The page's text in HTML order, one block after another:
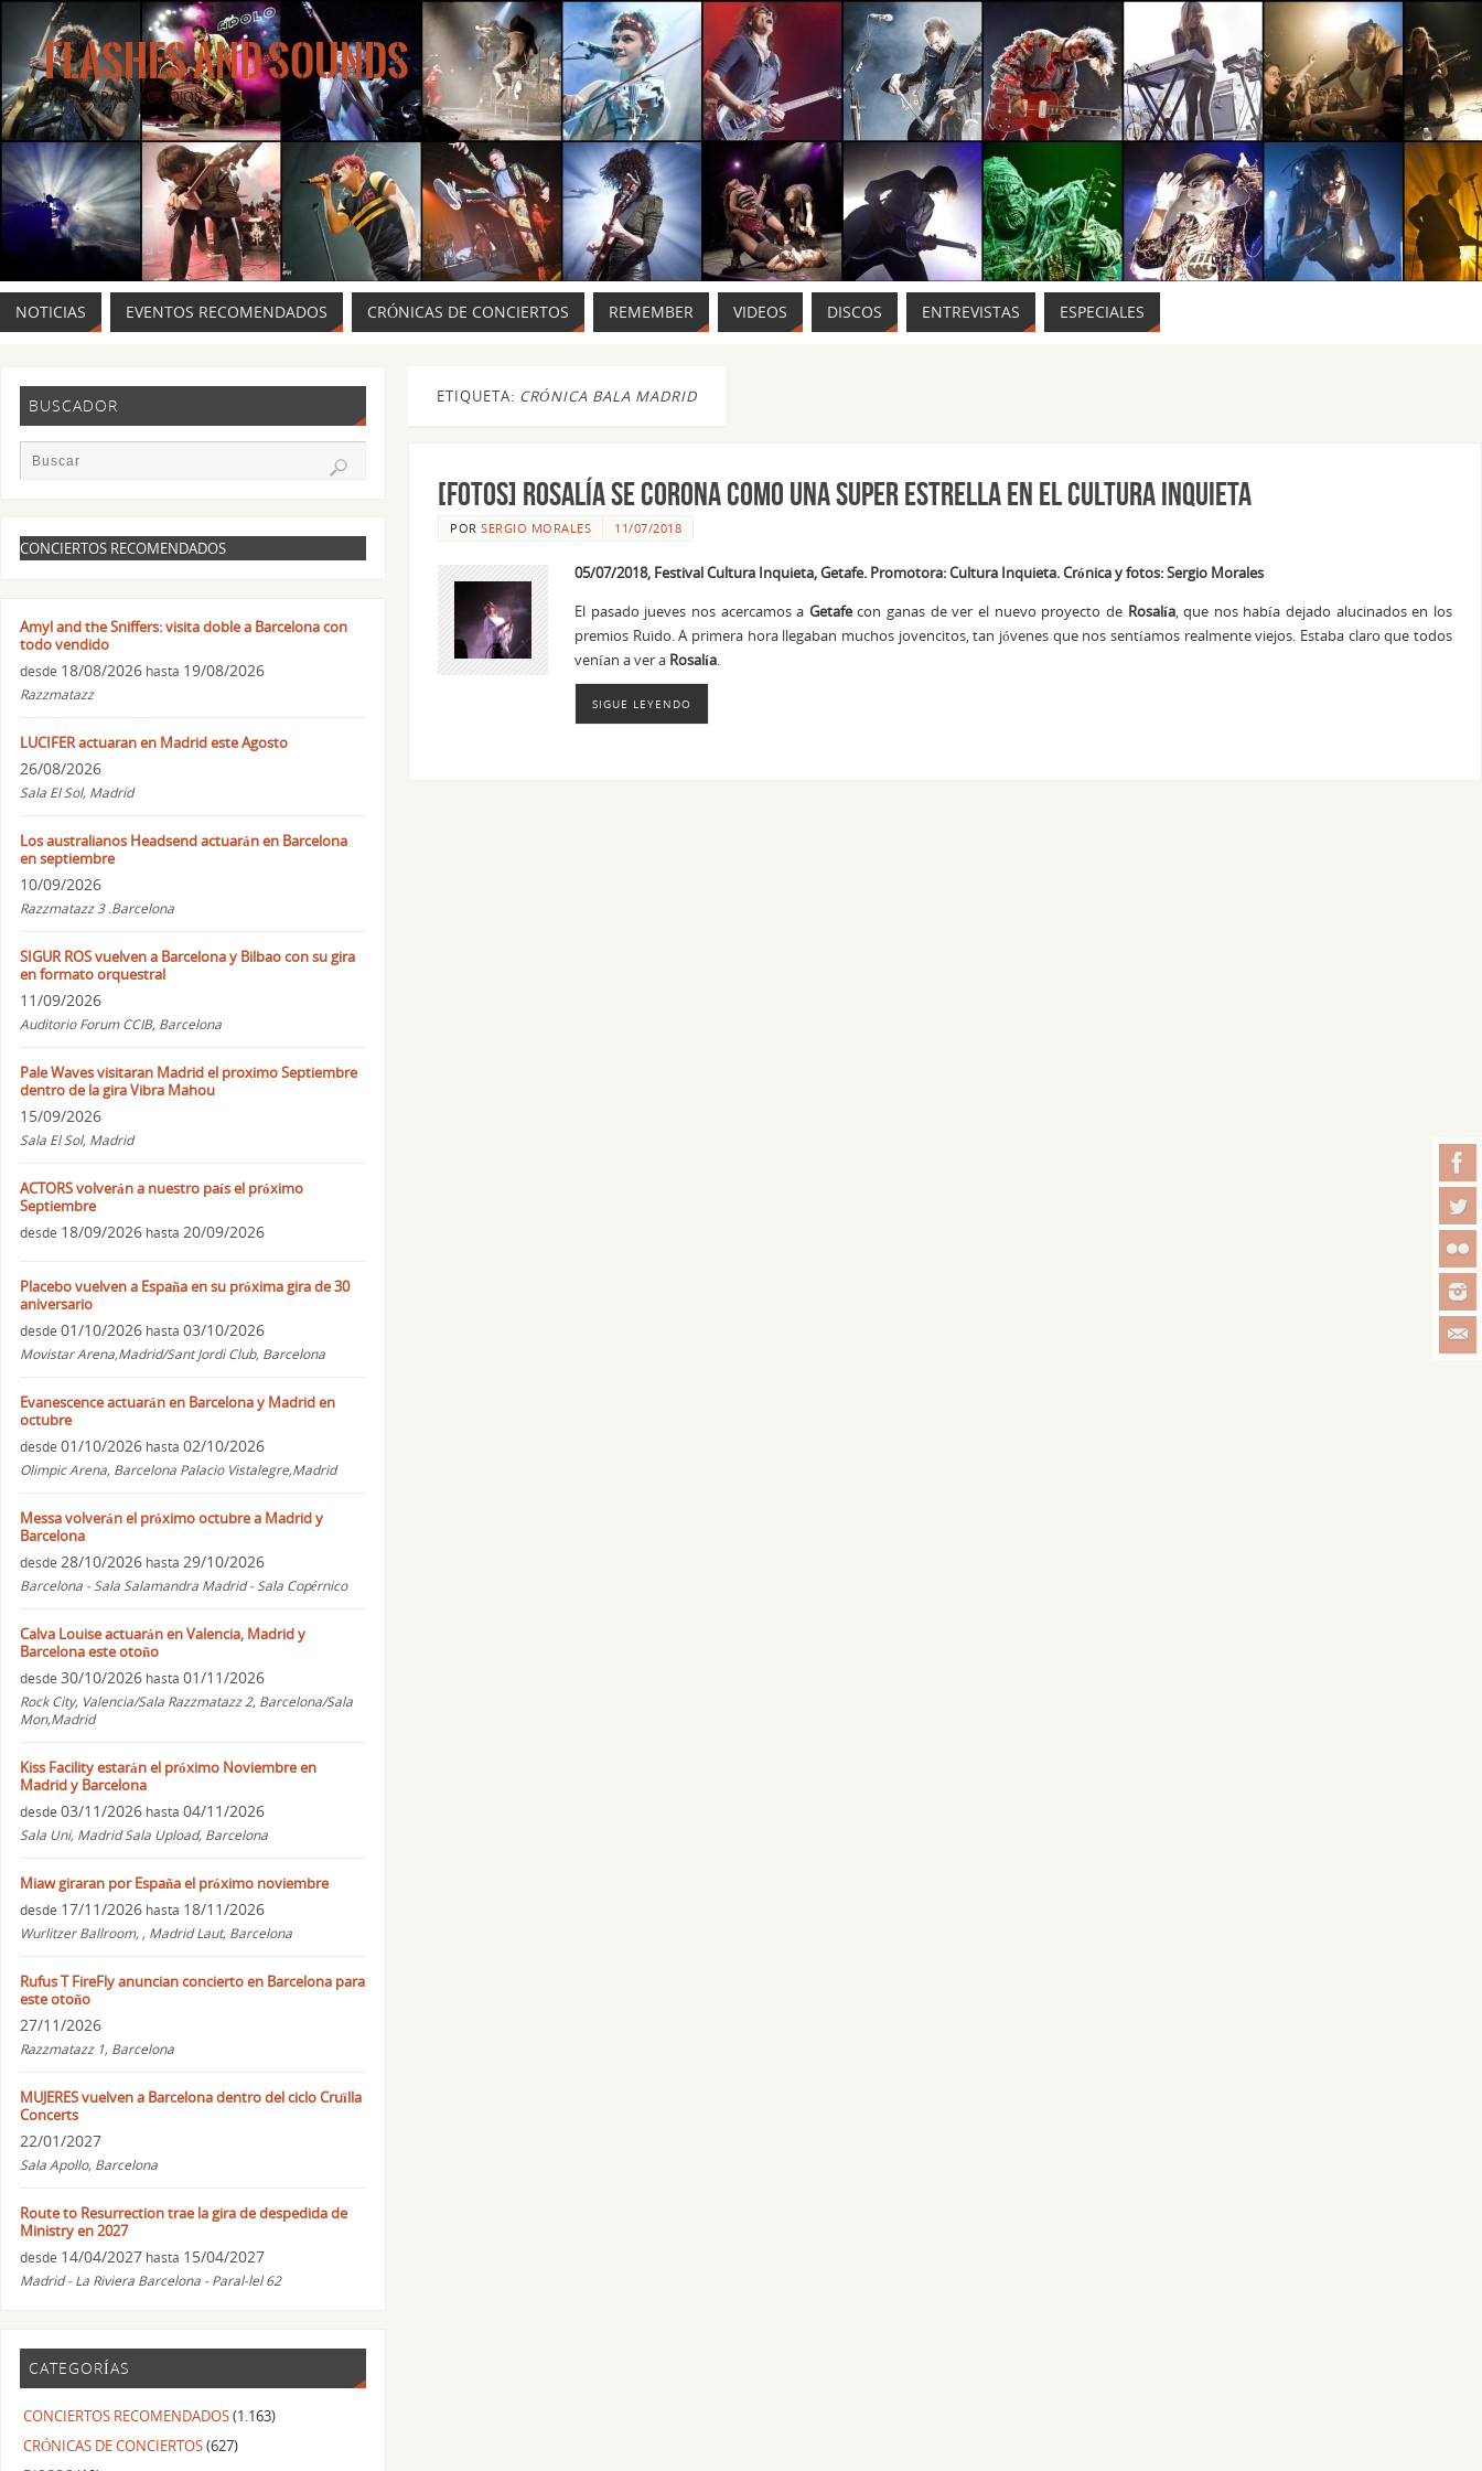
FLASHES AND SOUNDS
MÚSICA PARA LOS OJOS.
NOTICIAS EVENTOS RECOMENDADOS CRÓNICAS DE CONCIERTOS REMEMBER VIDEOS DISCOS ENTREVISTAS ESPECIALES
ETIQUETA: CRÓNICA BALA MADRID
[FOTOS] Rosalía se corona como una super estrella en el Cultura Inquieta
POR SERGIO MORALES 11/07/2018
05/07/2018, Festival Cultura Inquieta, Getafe. Promotora: Cultura Inquieta. Crónica y fotos: Sergio Morales
El pasado jueves nos acercamos a Getafecon ganas de ver el nuevo proyecto de Rosalía, que nos había dejado alucinados en los
premios Ruido. A primera hora llegaban muchos jovencitos, tan jóvenes que nos sentíamos realmente viejos. Estaba claro que todos
venían a ver a Rosalía.
SIGUE LEYENDO
BUSCADOR
CONCIERTOS RECOMENDADOS
Amyl and the Sniffers: visita doble a Barcelona con
todo vendido
desde 18/08/2026 hasta 19/08/2026
Razzmatazz
LUCIFER actuaran en Madrid este Agosto
26/08/2026
Sala El Sol, Madrid
Los australianos Headsend actuarán en Barcelona
en septiembre
10/09/2026
Razzmatazz 3 .Barcelona
SIGUR ROS vuelven a Barcelona y Bilbao con su gira
en formato orquestral
11/09/2026
Auditorio Forum CCIB, Barcelona
Pale Waves visitaran Madrid el proximo Septiembre
dentro de la gira Vibra Mahou
15/09/2026
Sala El Sol, Madrid
ACTORS volverán a nuestro país el próximo
Septiembre
desde 18/09/2026 hasta 20/09/2026
Placebo vuelven a España en su próxima gira de 30
aniversario
desde 01/10/2026 hasta 03/10/2026
Movistar Arena,Madrid/Sant Jordi Club, Barcelona
Evanescence actuarán en Barcelona y Madrid en
octubre
desde 01/10/2026 hasta 02/10/2026
Olimpic Arena, Barcelona Palacio Vistalegre,Madrid
Messa volverán el próximo octubre a Madrid y
Barcelona
desde 28/10/2026 hasta 29/10/2026
Barcelona - Sala Salamandra Madrid - Sala Copérnico
Calva Louise actuarán en Valencia, Madrid y
Barcelona este otoño
desde 30/10/2026 hasta 01/11/2026
Rock City, Valencia/Sala Razzmatazz 2, Barcelona/Sala
Mon,Madrid
Kiss Facility estarán el próximo Noviembre en
Madrid y Barcelona
desde 03/11/2026 hasta 04/11/2026
Sala Uni, Madrid Sala Upload, Barcelona
Miaw giraran por España el próximo noviembre
desde 17/11/2026 hasta 18/11/2026
Wurlitzer Ballroom, , Madrid Laut, Barcelona
Rufus T FireFly anuncian concierto en Barcelona para
este otoño
27/11/2026
Razzmatazz 1, Barcelona
MUJERES vuelven a Barcelona dentro del ciclo Cruïlla
Concerts
22/01/2027
Sala Apollo, Barcelona
Route to Resurrection trae la gira de despedida de
Ministry en 2027
desde 14/04/2027 hasta 15/04/2027
Madrid - La Riviera Barcelona - Paral-lel 62
CATEGORÍAS
CONCIERTOS RECOMENDADOS(1.163)
CRÓNICAS DE CONCIERTOS(627)